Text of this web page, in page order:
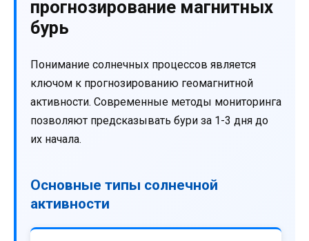
прогнозирование магнитных
бурь
Понимание солнечных процессов является
ключом к прогнозированию геомагнитной
активности. Современные методы мониторинга
позволяют предсказывать бури за 1-3 дня до
их начала.
Основные типы солнечной
активности